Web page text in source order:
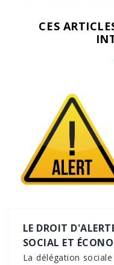
CES
LE DROIT
SOCIAL ET
La délégation